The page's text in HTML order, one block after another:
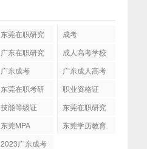
东莞在职研究
成考
广东在职研究
成人高考学校
广东成考
广东成人高考
东莞在职考研
职业资格证
技能等级证
东莞在职研究
东莞MPA
东莞学历教育
2023广东成考